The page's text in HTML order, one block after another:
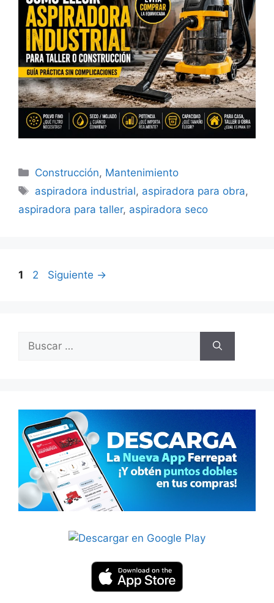
Categorías
Construcción, Mantenimiento
Etiquetas
aspiradora industrial, aspiradora para obra,
aspiradora para taller, aspiradora seco
Página
1 Página
2 Siguiente →